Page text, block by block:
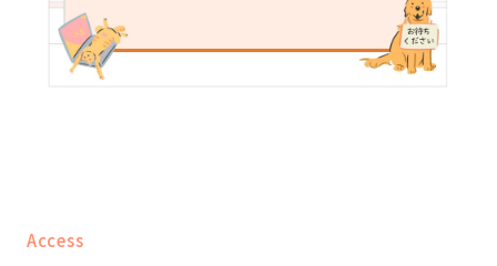
入口正面が待合室です。
明るく広いスペースでリラックスしてお待ちいただけ
Access